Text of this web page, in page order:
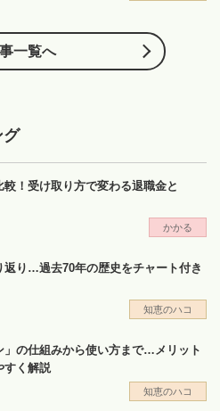
一覧へ
グ
！受け取り方で変わる退職金と
かかる
返り…過去70年の歴史をチャート付き
知恵のハコ
」の仕組みから使い方まで…メリット
すく解説
知恵のハコ